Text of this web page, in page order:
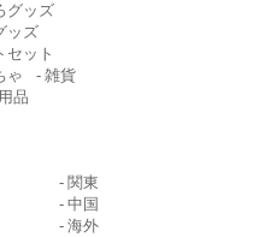
グッズ
ッズ
セット
ゃ
雑貨
品
関東
中国
海外